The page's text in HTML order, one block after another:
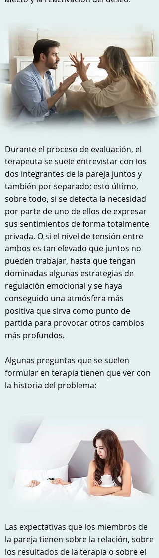
Durante el proceso de evaluación, el
terapeuta se suele entrevistar con los
dos integrantes de la pareja juntos y
también por separado; esto último,
sobre todo, si se detecta la necesidad
por parte de uno de ellos de expresar
sus sentimientos de forma totalmente
privada. O si el nivel de tensión entre
ambos es tan elevado que juntos no
pueden trabajar, hasta que tengan
dominadas algunas estrategias de
regulación emocional y se haya
conseguido una atmósfera más
positiva que sirva como punto de
partida para provocar otros cambios
más profundos.
Algunas preguntas que se suelen
formular en terapia tienen que ver con
la historia del problema:
Las expectativas que los miembros de
la pareja tienen sobre la relación, sobre
los resultados de la terapia o sobre el